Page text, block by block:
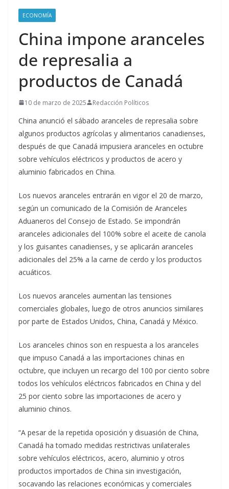
ECONOMÍA
China impone aranceles
de represalia a
productos de Canadá
10 de marzo de 2025 Redacción Políticos
China anunció el sábado aranceles de represalia sobre
algunos productos agrícolas y alimentarios canadienses,
después de que Canadá impusiera aranceles en octubre
sobre vehículos eléctricos y productos de acero y
aluminio fabricados en China.
Los nuevos aranceles entrarán en vigor el 20 de marzo,
según un comunicado de la Comisión de Aranceles
Aduaneros del Consejo de Estado. Se impondrán
aranceles adicionales del 100% sobre el aceite de canola
y los guisantes canadienses, y se aplicarán aranceles
adicionales del 25% a la carne de cerdo y los productos
acuáticos.
Los nuevos aranceles aumentan las tensiones
comerciales globales, luego de otros anuncios similares
por parte de Estados Unidos, China, Canadá y México.
Los aranceles chinos son en respuesta a los aranceles
que impuso Canadá a las importaciones chinas en
octubre, que incluyen un recargo del 100 por ciento sobre
todos los vehículos eléctricos fabricados en China y del
25 por ciento sobre las importaciones de acero y
aluminio chinos.
“A pesar de la repetida oposición y disuasión de China,
Canadá ha tomado medidas restrictivas unilaterales
sobre vehículos eléctricos, acero, aluminio y otros
productos importados de China sin investigación,
socavando las relaciones económicas y comerciales